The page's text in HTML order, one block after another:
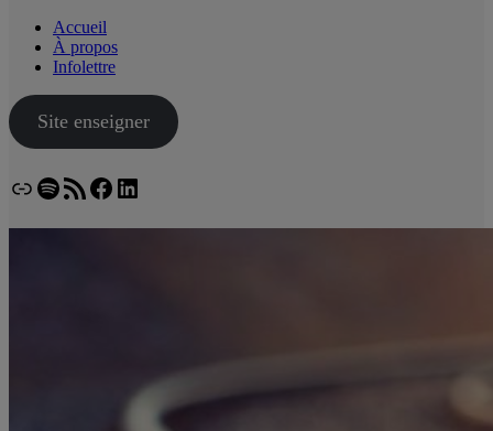
Accueil
À propos
Infolettre
Site enseigner
LienSpotify
Flux RSSFacebook
LinkedIn